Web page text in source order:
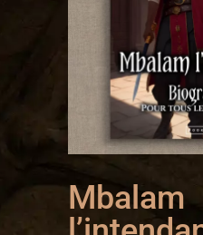
Mbalam